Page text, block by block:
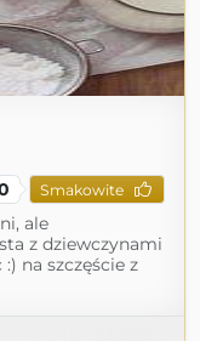
Smakowite
ale
z dziewczynami
na szczęście z